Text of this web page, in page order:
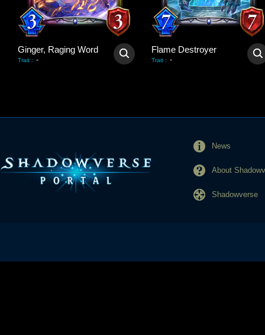
Ginger, Raging Word
Trait : -
Flame Destroyer
Trait : -
News
About
Shadowverse